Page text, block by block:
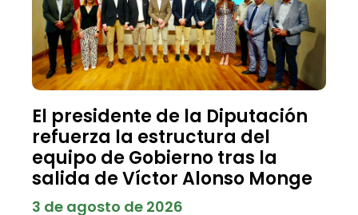
El presidente de la Diputación
refuerza la estructura del
equipo de Gobierno tras la
salida de Víctor Alonso Monge
3 de agosto de 2026